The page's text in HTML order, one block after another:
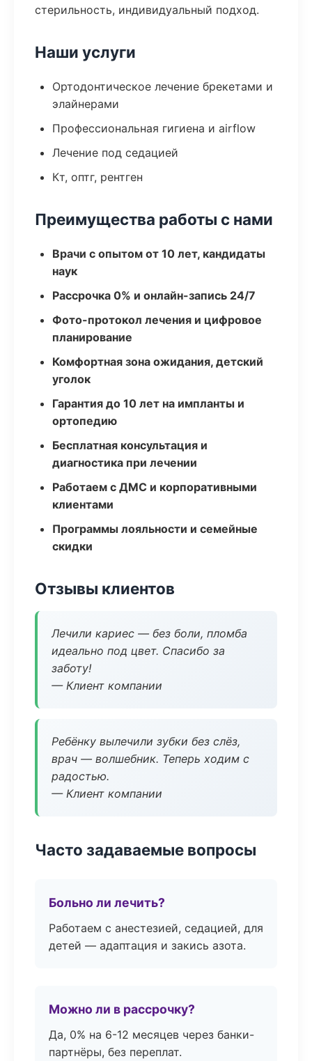
стерильность, индивидуальный подход.
Наши услуги
Ортодонтическое лечение брекетами и
элайнерами
Профессиональная гигиена и airflow
Лечение под седацией
Кт, оптг, рентген
Преимущества работы с нами
Врачи с опытом от 10 лет, кандидаты
наук
Рассрочка 0% и онлайн-запись 24/7
Фото-протокол лечения и цифровое
планирование
Комфортная зона ожидания, детский
уголок
Гарантия до 10 лет на импланты и
ортопедию
Бесплатная консультация и
диагностика при лечении
Работаем с ДМС и корпоративными
клиентами
Программы лояльности и семейные
скидки
Отзывы клиентов
Лечили кариес — без боли, пломба
идеально под цвет. Спасибо за
заботу!
— Клиент компании
Ребёнку вылечили зубки без слёз,
врач — волшебник. Теперь ходим с
радостью.
— Клиент компании
Часто задаваемые вопросы
Больно ли лечить?
Работаем с анестезией, седацией, для
детей — адаптация и закись азота.
Можно ли в рассрочку?
Да, 0% на 6-12 месяцев через банки-
партнёры, без переплат.